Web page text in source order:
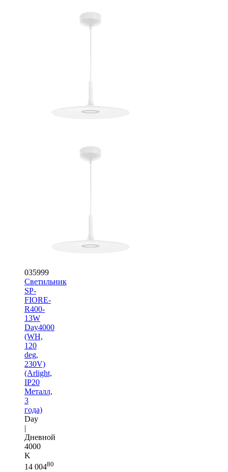
035999
Светильник
SP-
FIORE-
R400-
13W
Day4000
(WH,
120
deg,
230V)
(Arlight,
IP20
Металл,
3
года)
Day
|
Дневной
4000
K
14 00480